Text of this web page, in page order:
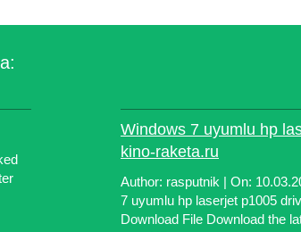
Windows 7 uyumlu hp
kino-raketa.ru
Author: rasputnik | On:
7 uyumlu hp laserjet p1005
Download File Download the